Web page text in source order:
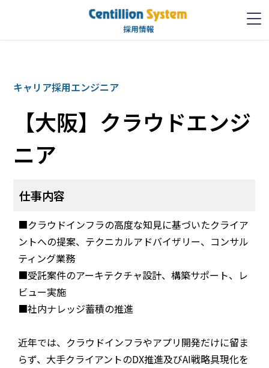
キャリア採用エンジニア
【大阪】クラウドエンジ
ニア
仕事内容
■クラウドインフラの高度な知見に基づいたクライア
ントへの提案、テクニカルアドバイザリー、コンサル
ティング業務
■受託案件のアーキテクチャ設計、構築サポート、レ
ビュー実施
■社内ナレッジ蓄積の推進
近年では、クラウドインフラやアプリ開発だけに留ま
らず、大手クライアントのDX推進及びAI戦略具現化を